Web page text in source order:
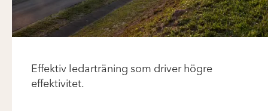
Effektiv ledarträning som driver högre
effektivitet.